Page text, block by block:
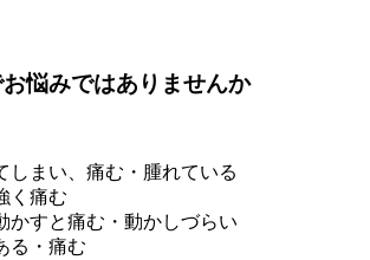
しまい、痛む・腫れている
く痛む
かすと痛む・動かしづらい
る・痛む